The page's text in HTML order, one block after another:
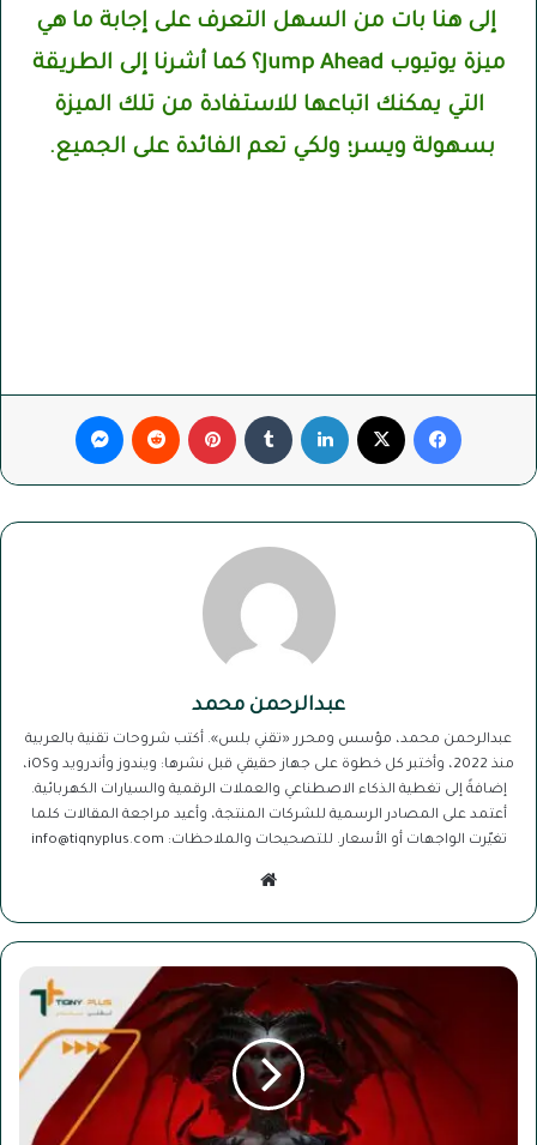
إلى هنا بات من السهل التعرف على إجابة ما هي
ميزة يوتيوب Jump Ahead؟ كما أشرنا إلى الطريقة
التي يمكنك اتباعها للاستفادة من تلك الميزة
بسهولة ويسر؛ ولكي تعم الفائدة على الجميع.
فيسبوك لينكدإن بينتيريست
عبدالرحمن محمد
عبدالرحمن محمد، مؤسس ومحرر «تقني بلس». أكتب شروحات تقنية بالعربية
منذ 2022، وأختبر كل خطوة على جهاز حقيقي قبل نشرها: ويندوز وأندرويد وiOS،
إضافةً إلى تغطية الذكاء الاصطناعي والعملات الرقمية والسيارات الكهربائية.
أعتمد على المصادر الرسمية للشركات المنتجة، وأعيد مراجعة المقالات كلما
تغيّرت الواجهات أو الأسعار. للتصحيحات والملاحظات: info@tiqnyplus.com
تحميل